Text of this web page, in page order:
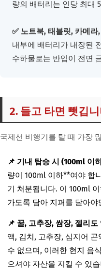
량의 배터리는 인당 최대
✅ 노트북, 태블릿, 카메
내부에 배터리가 내장된
수하물로는 반입이 전면
2. 들고 타면 뺏깁
국제선 비행기를 탈 때 가장
📌 기내 탑승 시 (100ml 이
량이 100ml 이하**여야 합
기 처분됩니다. 이 100ml
가도록 담아 지퍼를 닫아
📌 꿀, 고추장, 쌈장, 젤리
액, 김치, 고추장, 심지어
수 없으며, 이러한 현지 음
으셔야 자산을 지킬 수 있